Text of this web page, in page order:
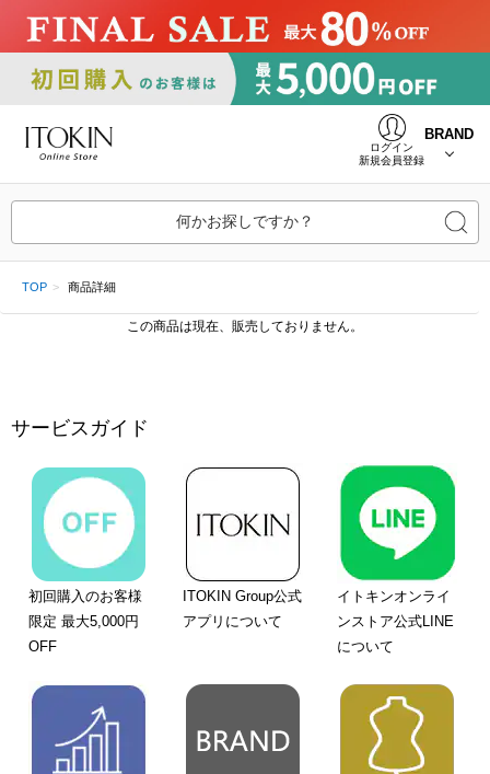
ログイン
新規会員登録
BRAND
何かお探しですか？
TOP 商品詳細
この商品は現在、販売しておりません。
サービスガイド
初回購入のお客様
限定 最大5,000円
OFF
ITOKIN Group公式
アプリについて
イトキンオンライ
ンストア公式LINE
について